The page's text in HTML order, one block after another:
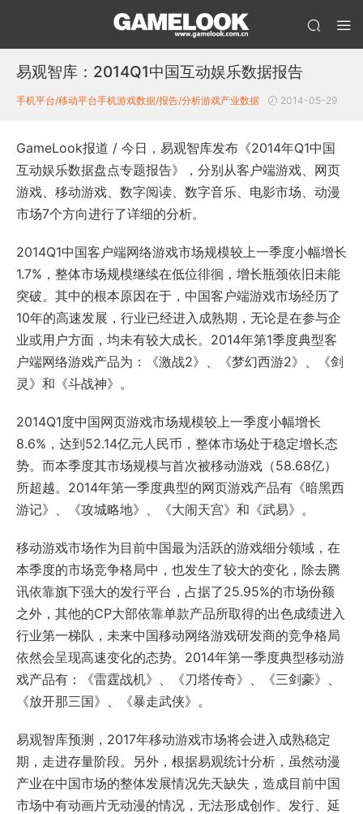
易观智库：2014Q1中国互动娱乐数据报告
手机平台/移动平台手机游戏数据/报告/分析游戏产业数据 2014-05-29
GameLook报道 / 今日，易观智库发布《2014年Q1中国
互动娱乐数据盘点专题报告 》，分别从客户端游戏、网页
游戏、移动游戏、数字阅读、数字音乐、电影市场、动漫
市场7个方向进行了详细的分析。
2014Q1中国客户端网络游戏市场规模较上一季度小幅增长
1.7%，整体市场规模继续在低位徘徊，增长瓶颈依旧未能
突破。其中的根本原因在于，中国客户端游戏市场经历了
10年的高速发展，行业已经进入成熟期，无论是在参与企
业或用户方面，均未有较大成长。2014年第1季度典型客
户端网络游戏产品为：《激战2》、《梦幻西游2》、《剑
灵》和《斗战神》。
2014Q1度中国网页游戏市场规模较上一季度小幅增长
8.6%，达到52.14亿元人民币，整体市场处于稳定增长态
势。而本季度其市场规模与首次被移动游戏（58.68亿）
所超越。2014年第一季度典型的网页游戏产品有《暗黑西
游记》、《攻城略地》、《大闹天宫》和《武易》。
移动游戏市场作为目前中国最为活跃的游戏细分领域，在
本季度的市场竞争格局中，也发生了较大的变化，除去腾
讯依靠旗下强大的发行平台，占据了25.95%的市场份额
之外，其他的CP大部依靠单款产品所取得的出色成绩进入
行业第一梯队，未来中国移动网络游戏研发商的竞争格局
依然会呈现高速变化的态势。2014年第一季度典型移动游
戏产品有：《雷霆战机》、《刀塔传奇》、《三剑豪》、
《放开那三国》、《暴走武侠》。
易观智库预测，2017年移动游戏市场将会进入成熟稳定
期，走进存量阶段。另外，根据易观统计分析，虽然动漫
产业在中国市场的整体发展情况先天缺失，造成目前中国
市场中有动画片无动漫的情况，无法形成创作、发行、延